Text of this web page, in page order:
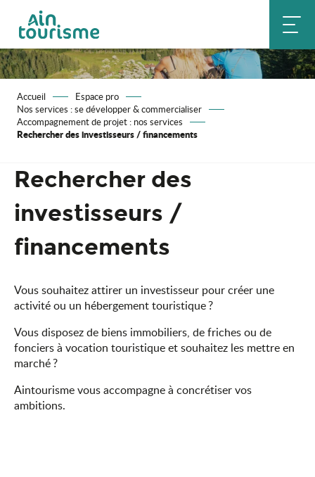
contenu
principal
Accueil
Espace pro
Nos services : se développer & commercialiser
Accompagnement de projet : nos services
Rechercher des investisseurs / financements
Rechercher des
investisseurs /
financements
Vous souhaitez attirer un investisseur pour créer une
activité ou un hébergement touristique ?
Vous disposez de biens immobiliers, de friches ou de
fonciers à vocation touristique et souhaitez les mettre en
marché ?
Aintourisme vous accompagne à concrétiser vos
ambitions.